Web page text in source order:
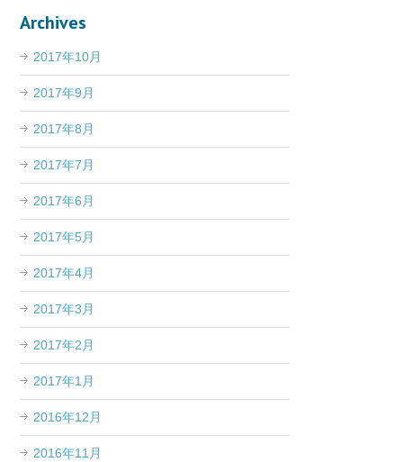
Archives
2017年10月
2017年9月
2017年8月
2017年7月
2017年6月
2017年5月
2017年4月
2017年3月
2017年2月
2017年1月
2016年12月
2016年11月